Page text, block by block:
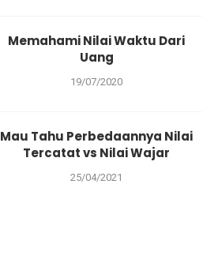
Memahami Nilai Waktu Dari
Uang
19/07/2020
Mau Tahu Perbedaannya Nilai
Tercatat vs Nilai Wajar
25/04/2021